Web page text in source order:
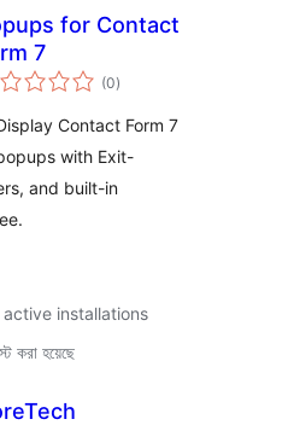
for Contact
7
(0total
ratings
)
Contact Form 7
with Exit-
and built-in
active installations
করা হয়েছে